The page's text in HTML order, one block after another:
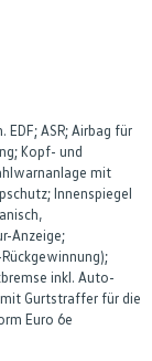
ASR; Airbag für
Kopf- und
mit
Innenspiegel
Anzeige;
inkl. Auto-
Gurtstraffer für die
Euro 6e